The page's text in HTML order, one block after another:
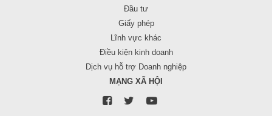
Đầu tư
Giấy phép
Lĩnh vực khác
Điều kiện kinh doanh
Dịch vụ hỗ trợ Doanh nghiệp
MẠNG XÃ HỘI